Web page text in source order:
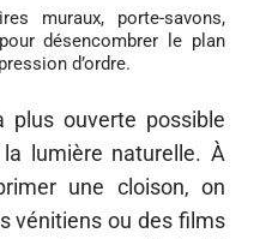
muraux, porte-savons,
désencombrer le plan
d’ordre.
plus ouverte possible
lumière naturelle. À
une cloison, on
vénitiens ou des films